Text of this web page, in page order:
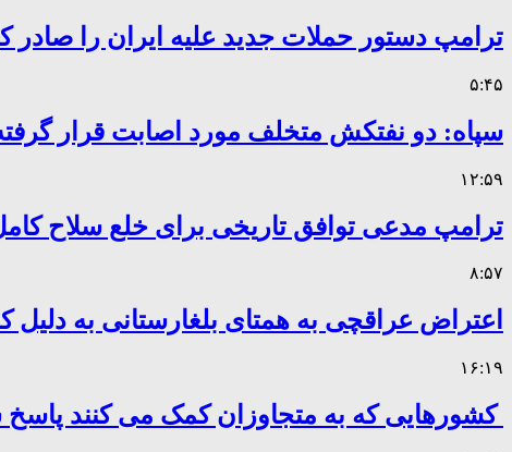
ترامپ دستور حملات جدید علیه ایران را صادر
۵:۴۵
سپاه: دو نفتکش متخلف مورد اصابت قرار
۱۲:۵۹
ترامپ مدعی توافق تاریخی برای خلع سلاح
۸:۵۷
اعتراض عراقچی به همتای بلغارستانی به دلیل
۱۶:۱۹
کشورهایی که به متجاوزان کمک می کنند